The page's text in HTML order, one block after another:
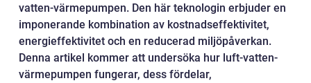
vatten-värmepumpen. Den här teknologin erbjuder en
imponerande kombination av kostnadseffektivitet,
energieffektivitet och en reducerad miljöpåverkan.
Denna artikel kommer att undersöka hur luft-vatten-
värmepumpen fungerar, dess fördelar,